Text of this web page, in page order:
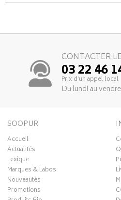
CONTACTER
03 22 46
Prix d’un appel local
Du lundi au
SOOPUR
Accueil
Actualités
Lexique
Marques & Labos
Nouveautés
Promotions